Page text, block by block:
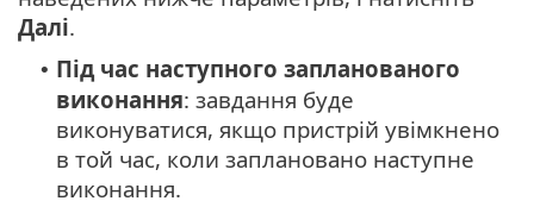
Далі.
• Під час наступного запланованого
виконання: завдання буде
виконуватися, якщо пристрій увімкнено
в той час, коли заплановано наступне
виконання.